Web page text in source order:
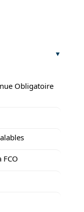
Obligatoire
FCO